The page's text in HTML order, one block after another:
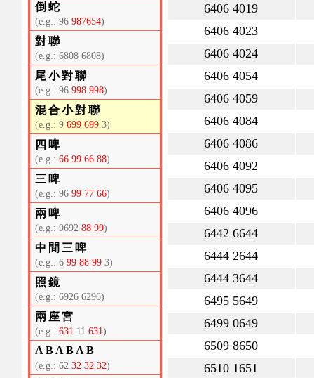
倒蛇
(e.g.: 96 987654)
對聯
(e.g.: 6808 6808)
尾小對聯
(e.g.: 96 998 998)
混合小對聯
(e.g.: 9 699 699 3)
四啤
(e.g.: 66 99 66 88)
三啤
(e.g.: 96 99 77 66)
兩啤
(e.g.: 9692 88 99)
中間三啤
(e.g.: 6 99 88 99 3)
照鏡
(e.g.: 6926 6296)
兩座宮
(e.g.: 631 11 631)
ABABAB
(e.g.: 62 32 32 32)
6406 4019
6406 4023
6406 4024
6406 4054
6406 4059
6406 4084
6406 4086
6406 4092
6406 4095
6406 4096
6442 6644
6444 2644
6444 3644
6495 5649
6499 0649
6509 8650
6510 1651